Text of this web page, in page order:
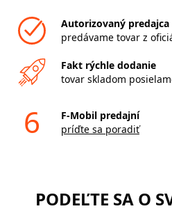
Autorizovaný predajca
predávame tovar z
Fakt rýchle dodanie
tovar skladom
6
F-Mobil predajní
príďte sa poradiť
PODEĽTE SA O